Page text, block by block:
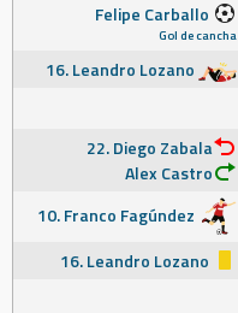
Felipe Carballo
Gol de cancha
16. Leandro Lozano
22. Diego Zabala
Alex Castro
10. Franco Fagúndez
16. Leandro Lozano